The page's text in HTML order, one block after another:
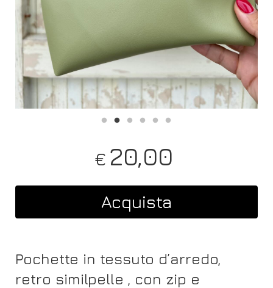
€ 20,00
Acquista
Pochette in tessuto d’arredo,
retro similpelle , con zip e